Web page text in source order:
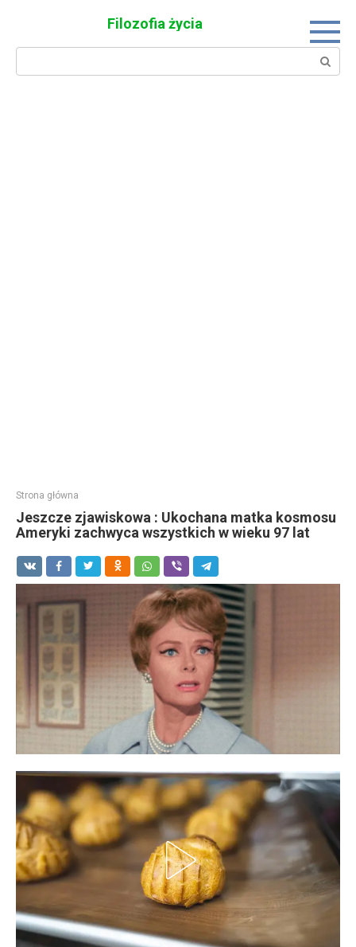
Filozofia życia
Search:
Strona główna
Jeszcze zjawiskowa : Ukochana matka kosmosu
Ameryki zachwyca wszystkich w wieku 97 lat